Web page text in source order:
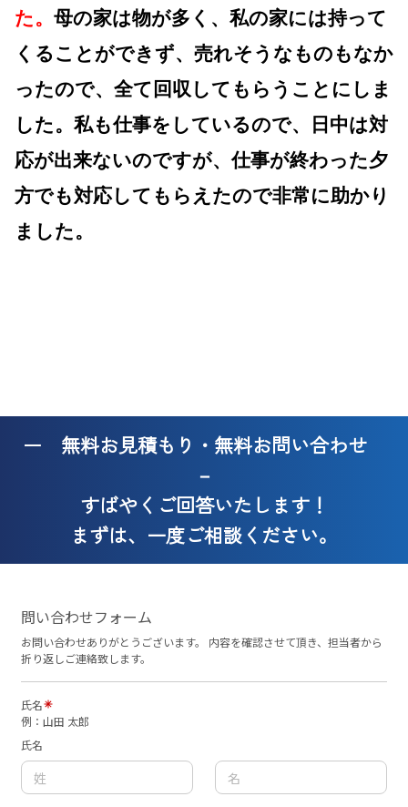
た。 母の家は物が多く、私の家には持って
くることができず、売れそうなものもなか
ったので、全て回収してもらうことにしま
した。私も仕事をしているので、日中は対
応が出来ないのですが、仕事が終わった夕
方でも対応してもらえたので非常に助かり
ました。
ー 無料お見積もり・無料お問い合わせ
－
すばやくご回答いたします！
まずは、一度ご相談ください。